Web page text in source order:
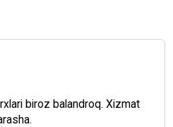
biroz balandroq. Xizmat